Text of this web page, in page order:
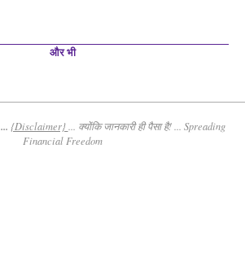
और भी
... {Disclaimer}
... क्योंकि जानकारी ही पैसा है! ... Spreading
Financial Freedom